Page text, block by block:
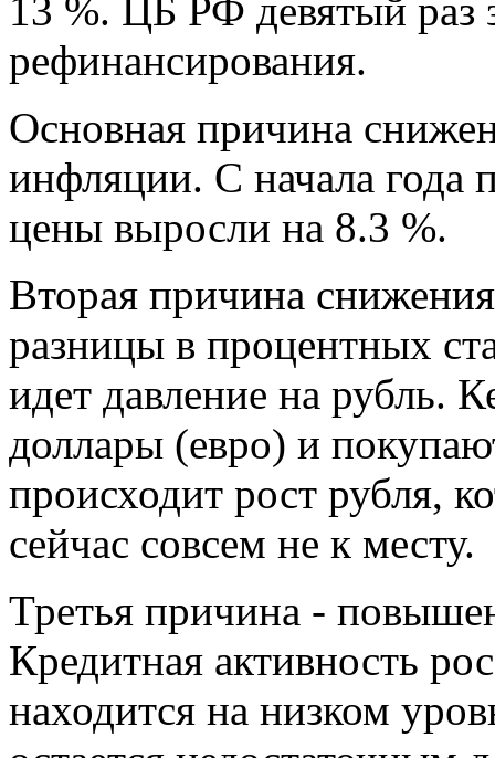
13 %. ЦБ РФ девятый раз
рефинансирования.
Основная причина
инфляции. С начала года
цены выросли на 8.3 %.
Вторая причина
разницы в процентных
идет давление на рубль.
доллары (евро) и
происходит рост рубля,
сейчас совсем не к месту.
Третья причина -
Кредитная активность
находится на низком